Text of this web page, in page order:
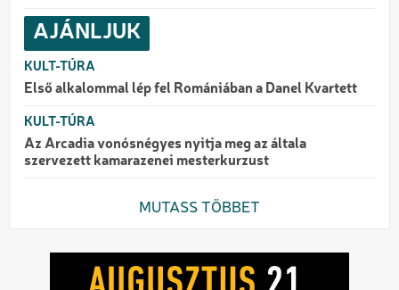
AJÁNLJUK
KULT-TÚRA
Első alkalommal lép fel Romániában a Danel Kvartett
KULT-TÚRA
Az Arcadia vonósnégyes nyitja meg az általa
szervezett kamarazenei mesterkurzust
MUTASS TÖBBET